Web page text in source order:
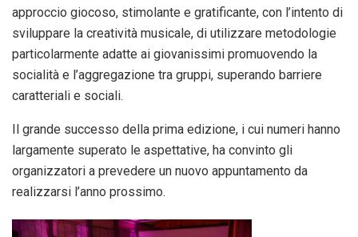
approccio giocoso, stimolante e gratificante, con l’intento di
sviluppare la creatività musicale, di utilizzare metodologie
particolarmente adatte ai giovanissimi promuovendo la
socialità e l’aggregazione tra gruppi, superando barriere
caratteriali e sociali.
Il grande successo della prima edizione, i cui numeri hanno
largamente superato le aspettative, ha convinto gli
organizzatori a prevedere un nuovo appuntamento da
realizzarsi l’anno prossimo.